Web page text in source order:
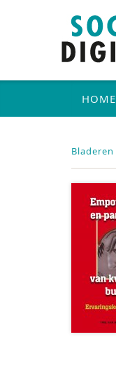
HOME
Bladeren